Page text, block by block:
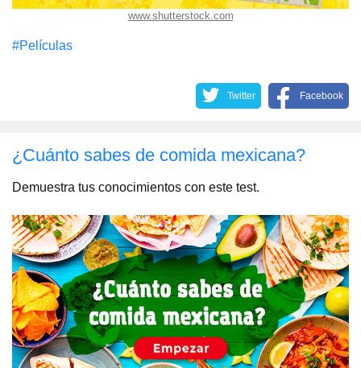
www.shutterstock.com
#Películas
Twitter Facebook
¿Cuánto sabes de comida mexicana?
Demuestra tus conocimientos con este test.